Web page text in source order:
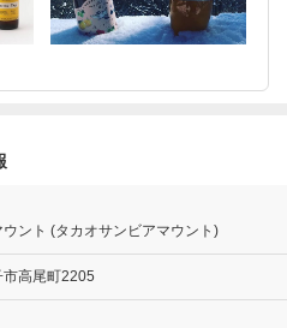
ント (タカオサンビアマウント)
高尾町2205